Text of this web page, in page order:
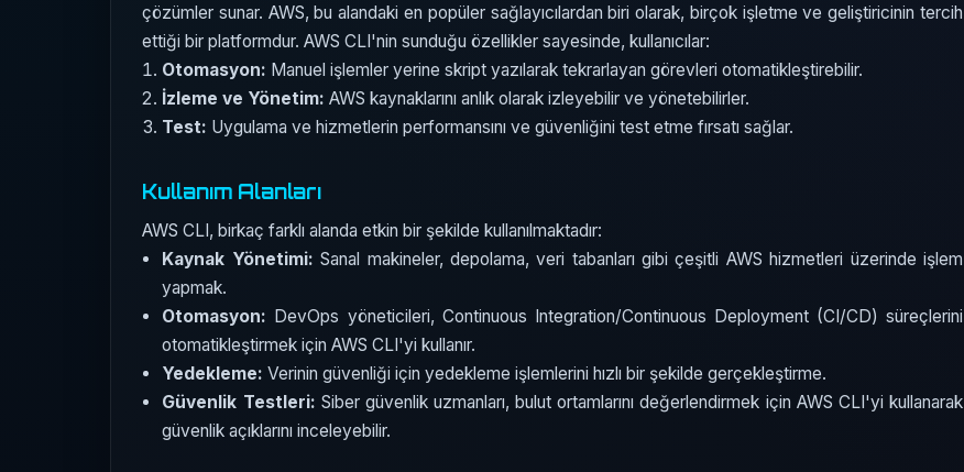
çözümler sunar. AWS, bu alandaki en popüler sağlayıcılardan biri olarak, birçok işletme ve geliştiricinin tercih
ettiği bir platformdur. AWS CLI'nin sunduğu özellikler sayesinde, kullanıcılar:
Otomasyon: Manuel işlemler yerine skript yazılarak tekrarlayan görevleri otomatikleştirebilir.
İzleme ve Yönetim: AWS kaynaklarını anlık olarak izleyebilir ve yönetebilirler.
Test: Uygulama ve hizmetlerin performansını ve güvenliğini test etme fırsatı sağlar.
Kullanım Alanları
AWS CLI, birkaç farklı alanda etkin bir şekilde kullanılmaktadır:
Kaynak Yönetimi: Sanal makineler, depolama, veri tabanları gibi çeşitli AWS hizmetleri üzerinde işlem
yapmak.
Otomasyon: DevOps yöneticileri, Continuous Integration/Continuous Deployment (CI/CD) süreçlerini
otomatikleştirmek için AWS CLI'yi kullanır.
Yedekleme: Verinin güvenliği için yedekleme işlemlerini hızlı bir şekilde gerçekleştirme.
Güvenlik Testleri: Siber güvenlik uzmanları, bulut ortamlarını değerlendirmek için AWS CLI'yi kullanarak
güvenlik açıklarını inceleyebilir.